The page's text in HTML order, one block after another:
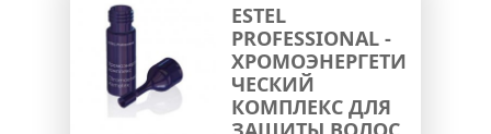
ESTEL
PROFESSIONAL -
ХРОМОЭНЕРГЕТИ
ЧЕСКИЙ
КОМПЛЕКС ДЛЯ